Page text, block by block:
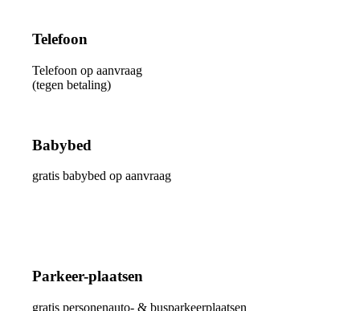
Telefoon
Telefoon op aanvraag
(tegen betaling)
Babybed
gratis babybed op aanvraag
Parkeer-plaatsen
gratis personenauto- & busparkeerplaatsen